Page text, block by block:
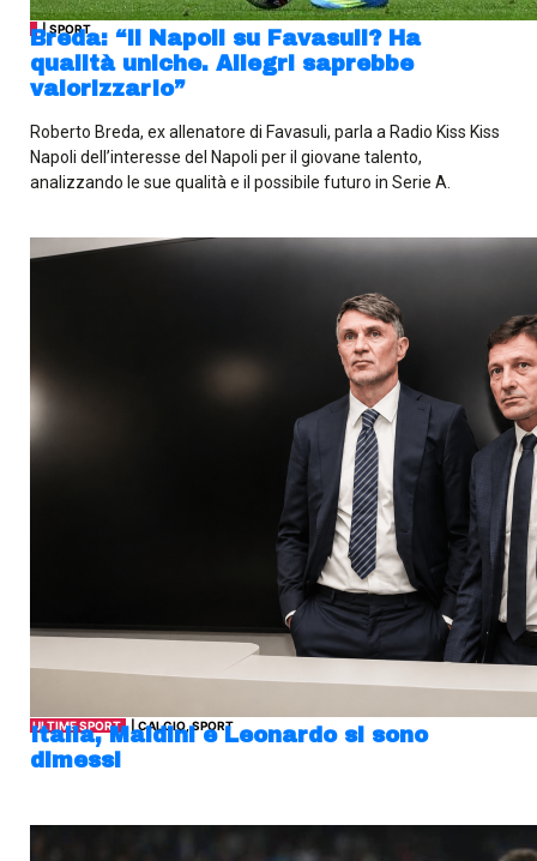
| SPORT
Breda: “Il Napoli su Favasuli? Ha
qualità uniche. Allegri saprebbe
valorizzarlo”
Roberto Breda, ex allenatore di Favasuli, parla a Radio Kiss Kiss
Napoli dell’interesse del Napoli per il giovane talento,
analizzando le sue qualità e il possibile futuro in Serie A.
ULTIME SPORT| CALCIO, SPORT
Italia, Maldini e Leonardo si sono
dimessi